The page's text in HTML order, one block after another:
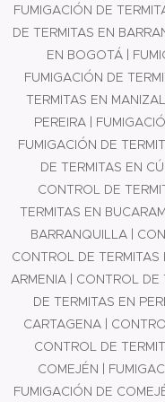
Mejora de
seguridad
trabajo
que a su
Al
trabajo
tiempos
la moral y